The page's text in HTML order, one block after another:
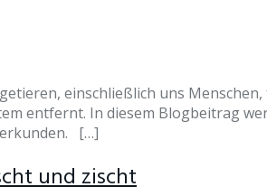
einschließlich uns
entfernt. In diesem Blogbeitrag
erkunden. […]
und zischt